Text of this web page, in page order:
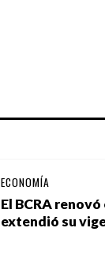
El BCRA
extendió su
ECONOMÍA